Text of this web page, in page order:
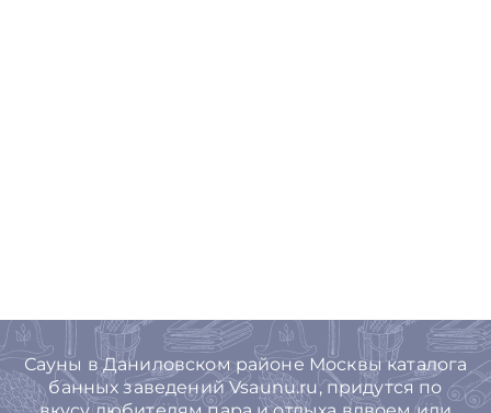
Сауны в Даниловском районе Москвы каталога
банных заведений Vsaunu.ru, придутся по